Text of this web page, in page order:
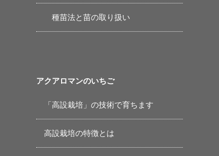
種苗法と苗の取り扱い
アクアロマンのいちご
「高設栽培」の技術で育ちます
高設栽培の特徴とは